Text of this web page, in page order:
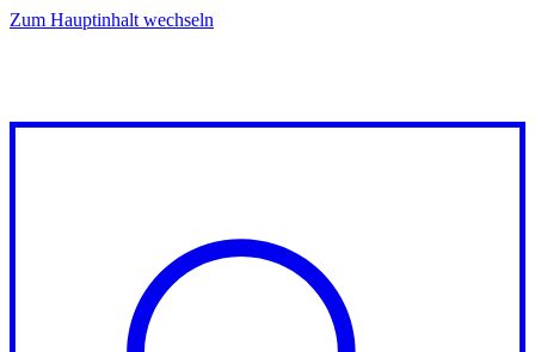
Zum Hauptinhalt wechseln